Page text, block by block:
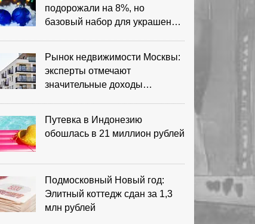
подорожали на 8%, но
базовый набор для украшения
Рынок недвижимости Москвы:
эксперты отмечают
значительные доходы
Путевка в Индонезию
обошлась в 21 миллион рублей
Подмосковный Новый год:
Элитный коттедж сдан за 1,3
млн рублей